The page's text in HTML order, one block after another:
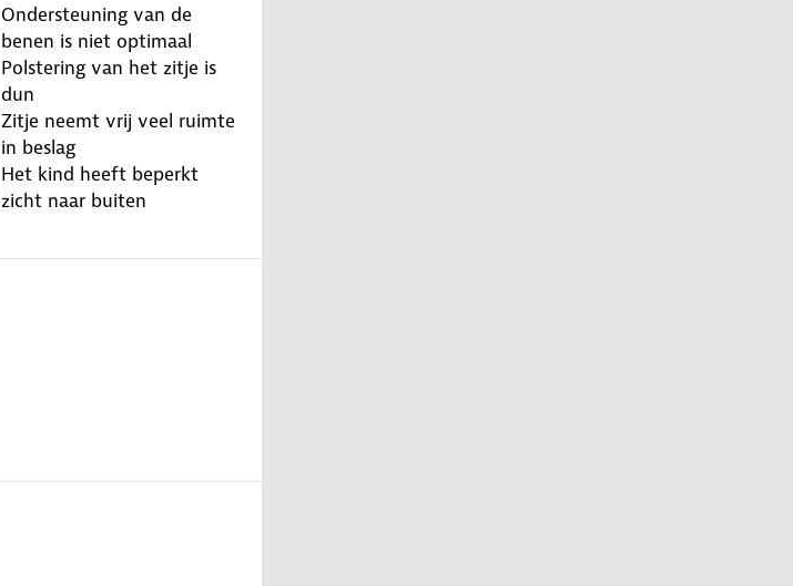
Ondersteuning van de
benen is niet optimaal
Polstering van het zitje is
dun
Zitje neemt vrij veel ruimte
in beslag
Het kind heeft beperkt
zicht naar buiten